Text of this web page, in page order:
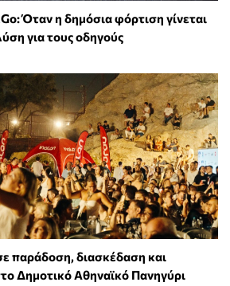
Όταν η δημόσια φόρτιση γίνεται
για τους οδηγούς
παράδοση, διασκέδαση και
Δημοτικό Αθηναϊκό Πανηγύρι